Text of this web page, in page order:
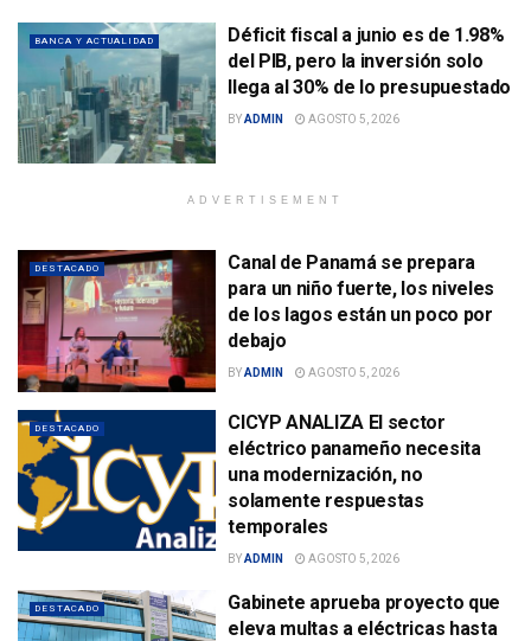
BANCA Y ACTUALIDAD
Déficit fiscal a junio es de 1.98%
del PIB, pero la inversión solo
llega al 30% de lo presupuestado
BYADMIN AGOSTO 5, 2026
ADVERTISEMENT
DESTACADO
Canal de Panamá se prepara
para un niño fuerte, los niveles
de los lagos están un poco por
debajo
BYADMIN AGOSTO 5, 2026
DESTACADO
CICYP ANALIZA El sector
eléctrico panameño necesita
una modernización, no
solamente respuestas
temporales
BYADMIN AGOSTO 5, 2026
DESTACADO
Gabinete aprueba proyecto que
eleva multas a eléctricas hasta